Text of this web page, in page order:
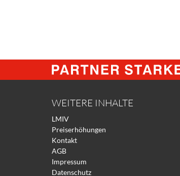
WEITERE INHALTE
LMIV
Preiserhöhungen
Kontakt
AGB
Impressum
Datenschutz